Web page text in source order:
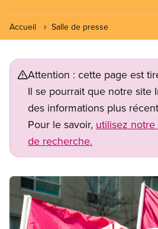
Accueil Salle de presse
Attention : cette page est
Il se pourrait que notre site
des informations plus
Pour le savoir, utilisez
de recherche.
Image